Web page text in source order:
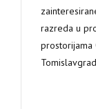
razreda u
prostorijama